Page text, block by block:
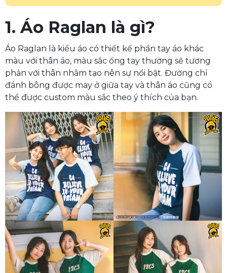
1. Áo Raglan là gì?
Áo Raglan là kiểu áo có thiết kế phần tay áo khác
màu với thân áo, màu sắc ống tay thường sẽ tương
phản với thân nhằm tạo nên sự nổi bật. Đường chỉ
đánh bông được may ở giữa tay và thân áo cũng có
thể được custom màu sắc theo ý thích của bạn.